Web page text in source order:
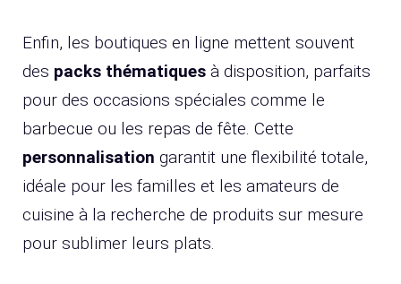
Enfin, les boutiques en ligne mettent souvent
des packs thématiques à disposition, parfaits
pour des occasions spéciales comme le
barbecue ou les repas de fête. Cette
personnalisation garantit une flexibilité totale,
idéale pour les familles et les amateurs de
cuisine à la recherche de produits sur mesure
pour sublimer leurs plats.